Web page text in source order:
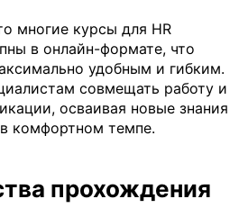
многие курсы для HR
в онлайн-формате, что
удобным и гибким.
совмещать работу и
осваивая новые знания
комфортном темпе.
прохождения